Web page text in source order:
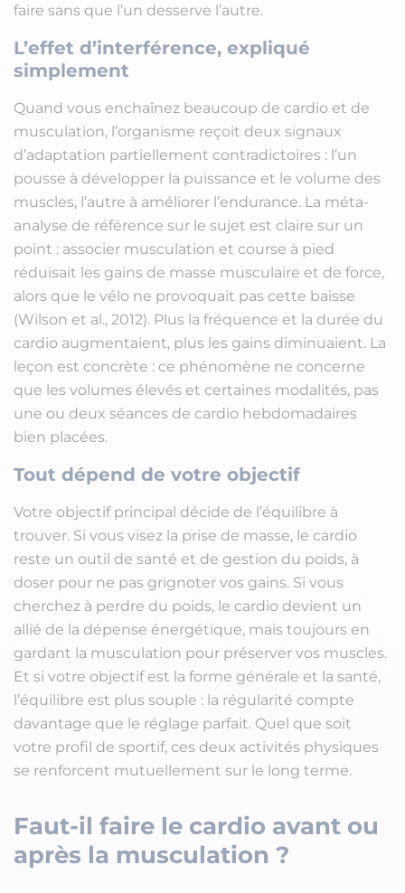
faire sans que l’un desserve l’autre.
L’effet d’interférence, expliqué
simplement
Quand vous enchaînez beaucoup de cardio et de
musculation, l’organisme reçoit deux signaux
d’adaptation partiellement contradictoires : l’un
pousse à développer la puissance et le volume des
muscles, l’autre à améliorer l’endurance. La méta-
analyse de référence sur le sujet est claire sur un
point : associer musculation et course à pied
réduisait les gains de masse musculaire et de force,
alors que le vélo ne provoquait pas cette baisse
(Wilson et al., 2012). Plus la fréquence et la durée du
cardio augmentaient, plus les gains diminuaient. La
leçon est concrète : ce phénomène ne concerne
que les volumes élevés et certaines modalités, pas
une ou deux séances de cardio hebdomadaires
bien placées.
Tout dépend de votre objectif
Votre objectif principal décide de l’équilibre à
trouver. Si vous visez la prise de masse, le cardio
reste un outil de santé et de gestion du poids, à
doser pour ne pas grignoter vos gains. Si vous
cherchez à perdre du poids, le cardio devient un
allié de la dépense énergétique, mais toujours en
gardant la musculation pour préserver vos muscles.
Et si votre objectif est la forme générale et la santé,
l’équilibre est plus souple : la régularité compte
davantage que le réglage parfait. Quel que soit
votre profil de sportif, ces deux activités physiques
se renforcent mutuellement sur le long terme.
Faut-il faire le cardio avant ou
après la musculation ?